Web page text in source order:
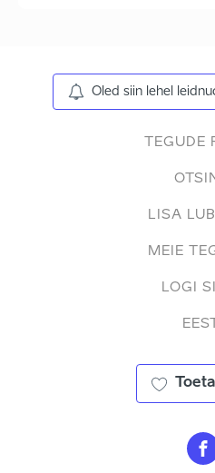
Oled siin lehel
TEGUDE
LISA
MEIE
LOGI